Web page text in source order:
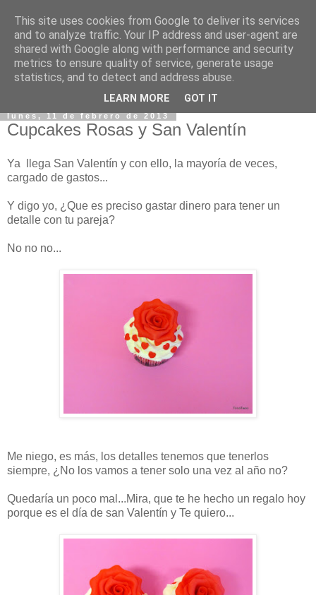
lunes, 11 de febrero de 2013
Cupcakes Rosas y San Valentín
Ya llega San Valentín y con ello, la mayoría de veces,
cargado de gastos...
Y digo yo, ¿Que es preciso gastar dinero para tener un
detalle con tu pareja?
No no no...
Me niego, es más, los detalles tenemos que tenerlos
siempre, ¿No los vamos a tener solo una vez al año no?
Quedaría un poco mal...Mira, que te he hecho un regalo hoy
porque es el día de san Valentín y Te quiero...
This site uses cookies from Google to deliver its services
and to analyze traffic. Your IP address and user-agent are
shared with Google along with performance and security
metrics to ensure quality of service, generate usage
statistics, and to detect and address abuse.
LEARN MORE GOT IT